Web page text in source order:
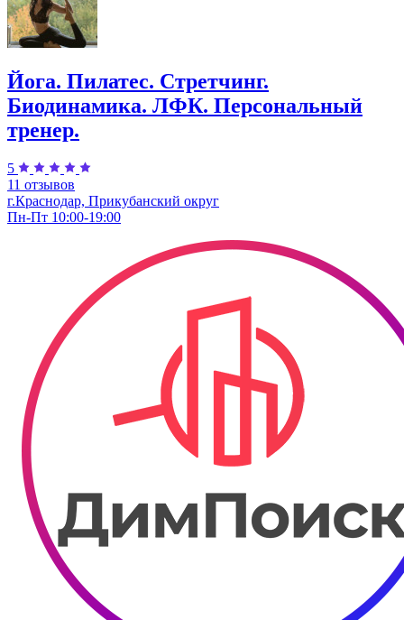
Йога. Пилатес. Стретчинг.
Биодинамика. ЛФК. Персональный
тренер.
5
11 отзывов
г.Краснодар, Прикубанский округ
Пн-Пт 10:00-19:00